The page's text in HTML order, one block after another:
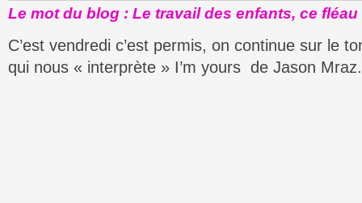
Le mot du blog : Le travail des enfants, ce fléau
C’est vendredi c’est permis, on continue sur le
qui nous « interprète » I’m yours de Jason Mraz.